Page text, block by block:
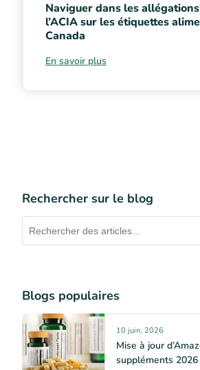
Naviguer dans les
l’ACIA sur les étiquettes
Canada
En savoir plus
Rechercher sur le blog
Blogs populaires
10 juin, 2026
Mise à jour
suppléments